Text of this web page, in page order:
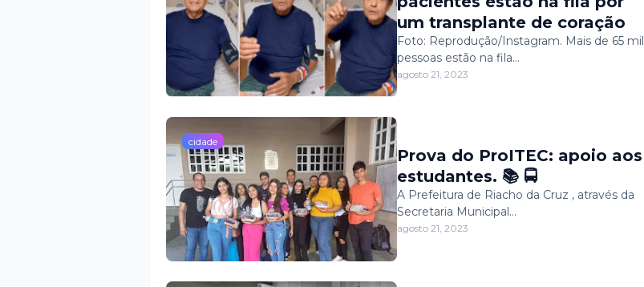
um transplante de coração
Foto: Reprodução/Instagram. Mais de 65 mil
pessoas estão na fila…
agosto 21, 2023
cidade
Prova do ProITEC: apoio aos
estudantes. 📚 🚍
A Prefeitura de Riacho da Cruz , através da
Secretaria Municipal…
agosto 21, 2023